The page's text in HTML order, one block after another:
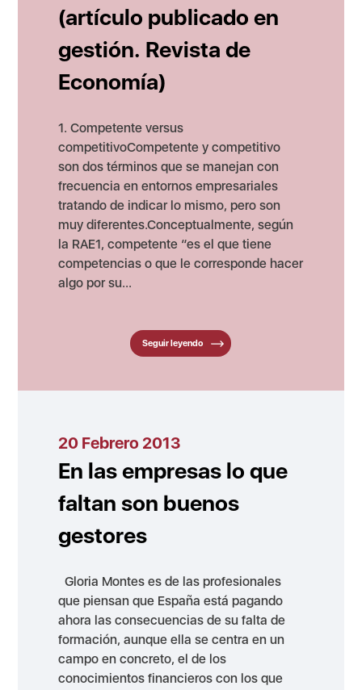
(artículo publicado en
gestión. Revista de
Economía)
1. Competente versus
competitivoCompetente y competitivo
son dos términos que se manejan con
frecuencia en entornos empresariales
tratando de indicar lo mismo, pero son
muy diferentes.Conceptualmente, según
la RAE1, competente “es el que tiene
competencias o que le corresponde hacer
algo por su...
Seguir leyendo
20 Febrero 2013
En las empresas lo que
faltan son buenos
gestores
Gloria Montes es de las profesionales
que piensan que España está pagando
ahora las consecuencias de su falta de
formación, aunque ella se centra en un
campo en concreto, el de los
conocimientos financieros con los que